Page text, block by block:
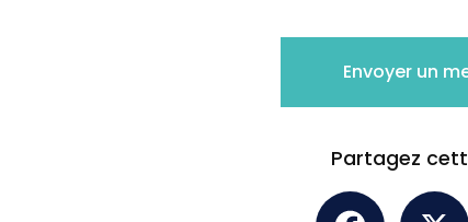
Envoyer un
Partagez
Facebook